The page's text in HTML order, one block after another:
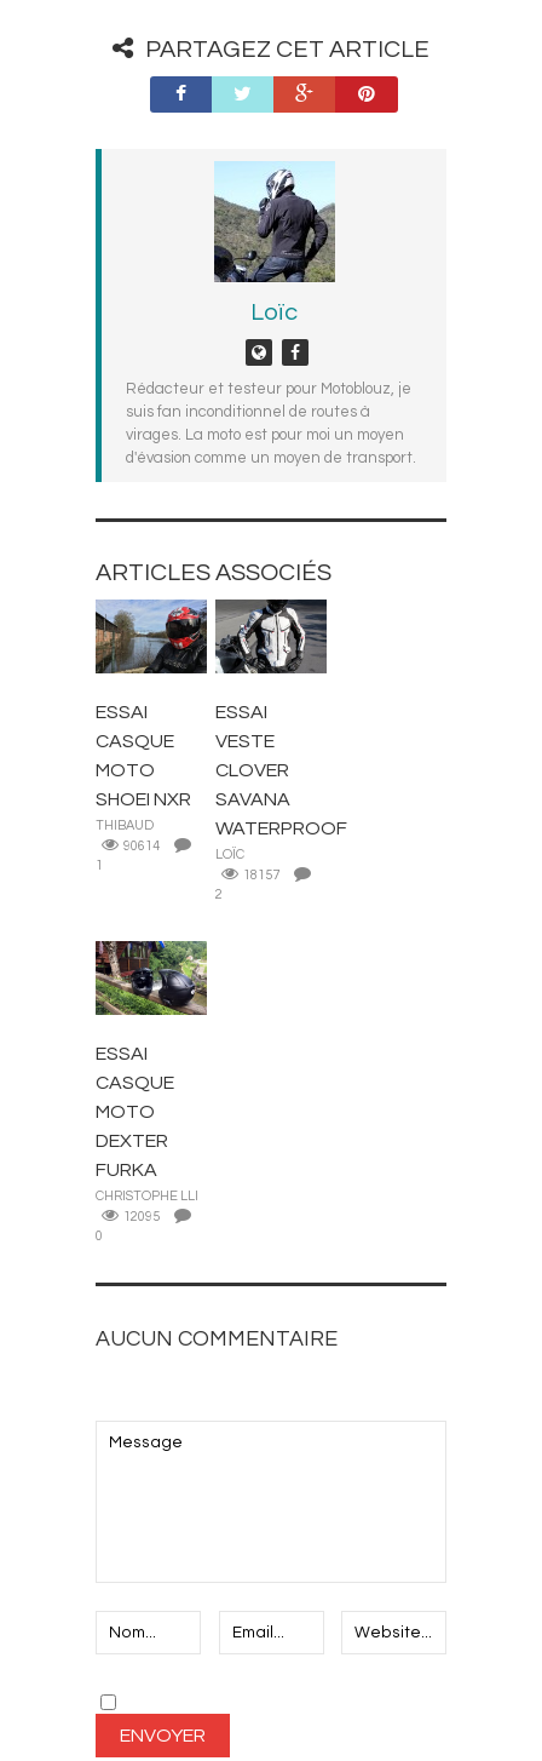
PARTAGEZ CET ARTICLE
Loïc
Rédacteur et testeur pour Motoblouz, je
suis fan inconditionnel de routes à
virages. La moto est pour moi un moyen
d'évasion comme un moyen de transport.
ARTICLES ASSOCIÉS
CASQUES
ESSAI
CASQUE
MOTO
SHOEI NXR
THIBAUD
90614
1
BLOUSONS ET
VESTES
ESSAI
VESTE
CLOVER
SAVANA
WATERPROOF
LOÏC
18157
2
CASQUES
ESSAI
CASQUE
MOTO
DEXTER
FURKA
CHRISTOPHE LLI
12095
0
AUCUN COMMENTAIRE